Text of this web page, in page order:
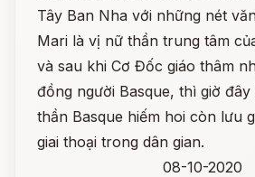
Tây Ban Nha với những nét
Mari là vị nữ thần trung tâm
và sau khi Cơ Đốc giáo thâm
đồng người Basque, thì giờ
thần Basque hiếm hoi còn lưu
giai thoại trong dân gian.
08-10-2020